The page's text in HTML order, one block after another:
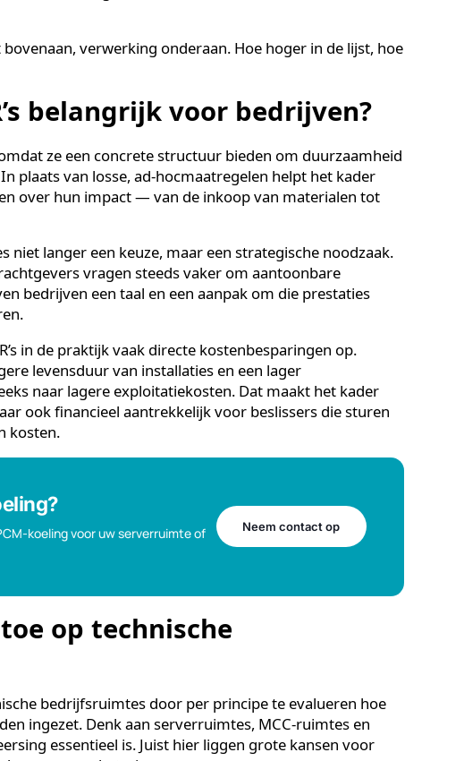
te vervangen om de levensduur te verlengen.
tot nieuwe grondstoffen of producten.
stoffen terug uit materialen die niet meer herbruikbaar
bovenaan, verwerking onderaan. Hoe hoger in de lijst, hoe
R’s belangrijk voor bedrijven?
omdat ze een concrete structuur bieden om duurzaamheid
In plaats van losse, ad-hocmaatregelen helpt het kader
over hun impact — van de inkoop van materialen tot
niet langer een keuze, maar een strategische noodzaak.
vragen steeds vaker om aantoonbare
geven bedrijven een taal en een aanpak om die prestaties
langere levensduur van installaties en een lager
naar lagere exploitatiekosten. Dat maakt het kader
maar ook financieel aantrekkelijk voor beslissers die sturen
koeling?